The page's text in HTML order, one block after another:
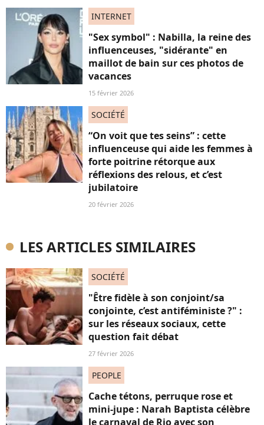
INTERNET
"Sex symbol" : Nabilla, la reine des
influenceuses, "sidérante" en
maillot de bain sur ces photos de
vacances
15 février 2026
SOCIÉTÉ
“On voit que tes seins” : cette
influenceuse qui aide les femmes à
forte poitrine rétorque aux
réflexions des relous, et c’est
jubilatoire
20 février 2026
LES ARTICLES SIMILAIRES
SOCIÉTÉ
"Être fidèle à son conjoint/sa
conjointe, c’est antiféministe ?" :
sur les réseaux sociaux, cette
question fait débat
27 février 2026
PEOPLE
Cache tétons, perruque rose et
mini-jupe : Narah Baptista célèbre
le carnaval de Rio avec son